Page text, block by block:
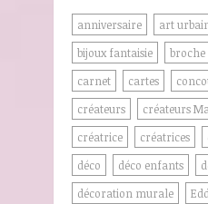
anniversaire art
bijoux fantaisie
broche
carnet
cartes
créateurs
créateurs
créatrice
créatrices
déco
déco enfants
décoration murale